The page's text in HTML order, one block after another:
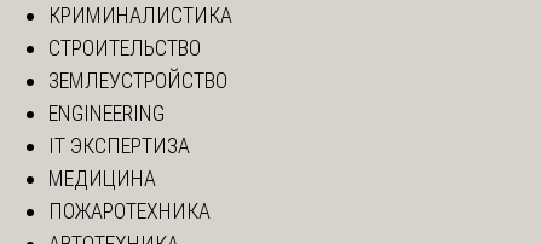
КРИМИНАЛИСТИКА
СТРОИТЕЛЬСТВО
ЗЕМЛЕУСТРОЙСТВО
ENGINEERING
IT ЭКСПЕРТИЗА
МЕДИЦИНА
ПОЖАРОТЕХНИКА